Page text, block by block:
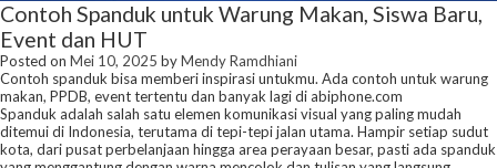
Contoh Spanduk untuk Warung Makan, Siswa Baru,
Event dan HUT
Posted on Mei 10, 2025 byMendy Ramdhiani
Contoh spanduk bisa memberi inspirasi untukmu. Ada contoh untuk warung
makan, PPDB, event tertentu dan banyak lagi di abiphone.com
Spanduk adalah salah satu elemen komunikasi visual yang paling mudah
ditemui di Indonesia, terutama di tepi-tepi jalan utama. Hampir setiap sudut
kota, dari pusat perbelanjaan hingga area perayaan besar, pasti ada spanduk